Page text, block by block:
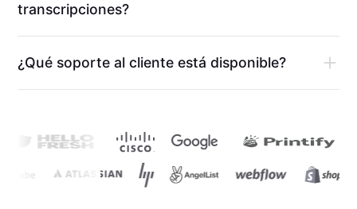
transcripciones?
¿Qué soporte al cliente está disponible?